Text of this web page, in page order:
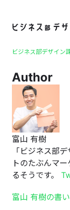
デザイ
ビジネス部デザイン
Author
富山 有樹
「ビジネス部
トのたぶんマ
るそうです。
富山 有樹の書